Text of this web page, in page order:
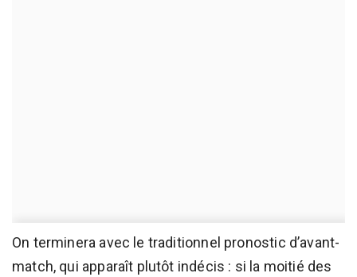
On terminera avec le traditionnel pronostic d’avant-
match, qui apparaît plutôt indécis : si la moitié des